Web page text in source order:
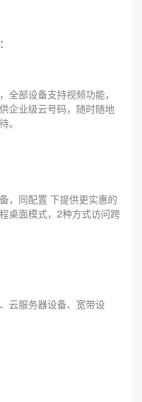
全部设备支持视频功能，
企业级云号码，随时随地
。
，同配置 下提供更实惠的
桌面模式，2种方式访问跨
云服务器设备、宽带设